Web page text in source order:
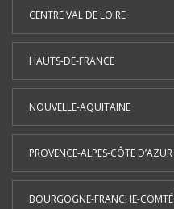
CENTRE VAL DE LOIRE
HAUTS-DE-FRANCE
NOUVELLE-AQUITAINE
PROVENCE-ALPES-CÔTE D’AZUR
BOURGOGNE-FRANCHE-COMTÉ